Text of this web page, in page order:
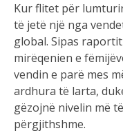
Kur flitet për
të jetë një nga
global. Sipas
mirëqenien e
vendin e parë mes
ardhura të larta,
gëzojnë nivelin më
përgjithshme.